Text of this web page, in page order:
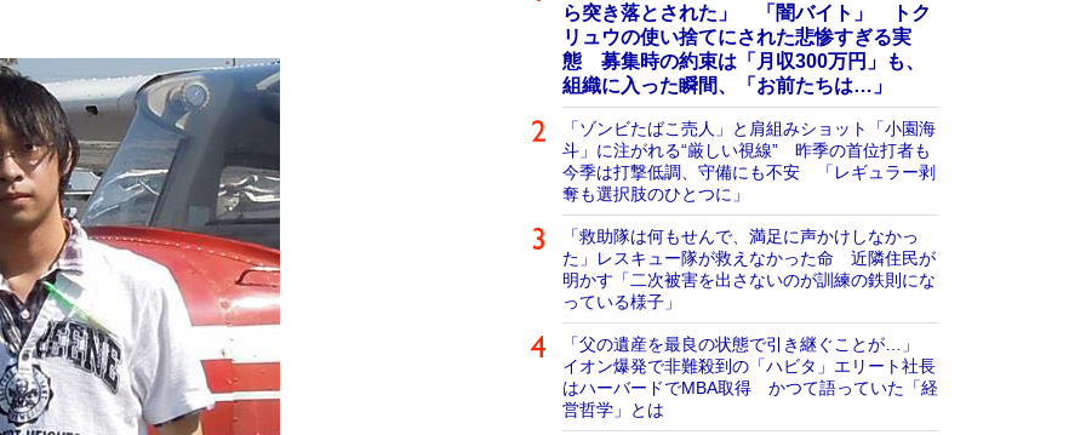
ら突き落とされた」 「闇バイト」 トク
リュウの使い捨てにされた悲惨すぎる実
態 募集時の約束は「月収300万円」も、
組織に入った瞬間、「お前たちは…」
「ゾンビたばこ売人」と肩組みショット「小園海
斗」に注がれる“厳しい視線” 昨季の首位打者も
今季は打撃低調、守備にも不安 「レギュラー剥
奪も選択肢のひとつに」
「救助隊は何もせんで、満足に声かけしなかっ
た」レスキュー隊が救えなかった命 近隣住民が
明かす「二次被害を出さないのが訓練の鉄則にな
っている様子」
「父の遺産を最良の状態で引き継ぐことが…」
イオン爆発で非難殺到の「ハビタ」エリート社長
はハーバードでMBA取得 かつて語っていた「経
営哲学」とは